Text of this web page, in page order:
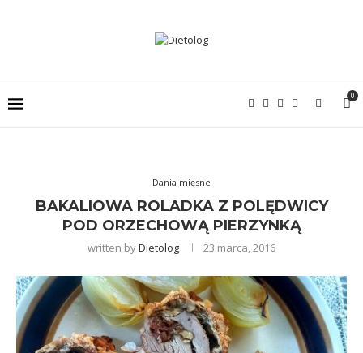
0
Dania mięsne
BAKALIOWA ROLADKA Z POLĘDWICY
POD ORZECHOWĄ PIERZYNKĄ
written byDietolog 23 marca, 2016